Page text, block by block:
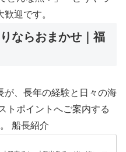
迎です。
ならおまかせ｜福
が、長年の経験と日々の海
トポイントへご案内する
船長紹介